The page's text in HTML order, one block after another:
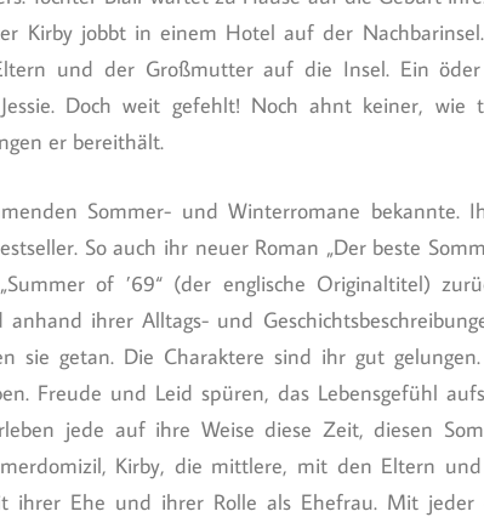
Kirby jobbt in einem Hotel auf der
und der Großmutter auf die Insel. Ein öder
Doch weit gefehlt! Noch ahnt keiner, wie
er bereithält.
Sommer- und Winterromane bekannte.
So auch ihr neuer Roman „Der beste
of ’69“ (der englische Originaltitel)
ihrer Alltags- und
sie getan. Die Charaktere sind ihr gut
Freude und Leid spüren, das Lebensgefühl
jede auf ihre Weise diese Zeit, diesen
Kirby, die mittlere, mit den Eltern
ihrer Ehe und ihrer Rolle als Ehefrau. Mit jeder